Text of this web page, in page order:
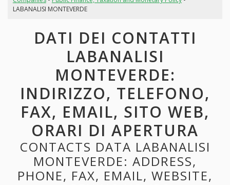
LABANALISI MONTEVERDE
DATI DEI CONTATTI
LABANALISI
MONTEVERDE:
INDIRIZZO, TELEFONO,
FAX, EMAIL, SITO WEB,
ORARI DI APERTURA
CONTACTS DATA LABANALISI
MONTEVERDE: ADDRESS,
PHONE, FAX, EMAIL, WEBSITE,